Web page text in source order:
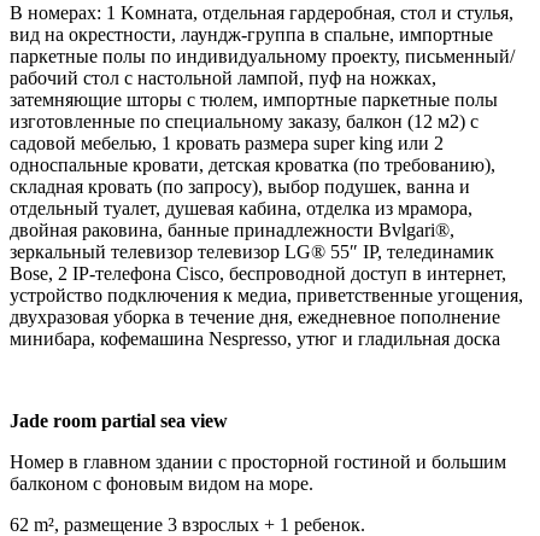
В номерах: 1 Kомната, отдельная гардеробная, стол и стулья,
вид на окрестности, лаундж-группа в спальне, импортные
паркетные полы по индивидуальному проекту, письменный/
рабочий cтол с настольной лампой, пуф на ножках,
затемняющие шторы с тюлем, импортные паркетные полы
изготовленные по специальному заказу, балкон (12 м2) с
садовой мебелью, 1 кровать размера super king или 2
односпальные кровати, детская кроватка (по требованию),
складная кровать (по запросу), выбор подушек, ванна и
отдельный туалет, душевая кабина, отделка из мрамора,
двойная раковина, банные принадлежности Bvlgari®,
зеркальный телевизор телевизор LG® 55″ IP, телединамик
Bose, 2 IP-телефона Cisco, беспроводной доступ в интернет,
устройство подключения к медиа, приветственные угощения,
двухразовая уборка в течение дня, ежедневное пополнение
минибара, кофемашина Nespresso, утюг и гладильная доска
Jade room partial sea view
Номер в главном здании с просторной гостиной и большим
балконом с фоновым видом на море.
62 m², размещение 3 взрослых + 1 ребенок.